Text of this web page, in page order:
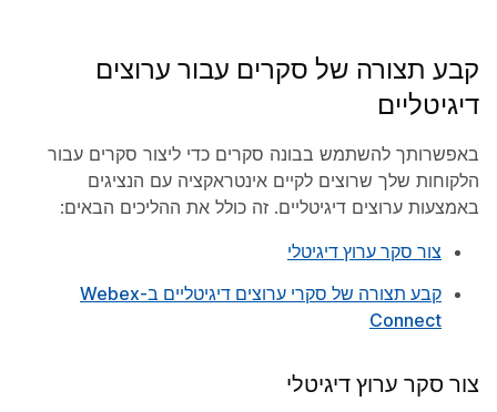
קבע תצורה של סקרים עבור ערוצים
דיגיטליים
באפשרותך להשתמש בבונה סקרים כדי ליצור סקרים עבור
הלקוחות שלך שרוצים לקיים אינטראקציה עם הנציגים
באמצעות ערוצים דיגיטליים. זה כולל את ההליכים הבאים:
צור סקר ערוץ דיגיטלי
קבע תצורה של סקרי ערוצים דיגיטליים ב-Webex
Connect
צור סקר ערוץ דיגיטלי